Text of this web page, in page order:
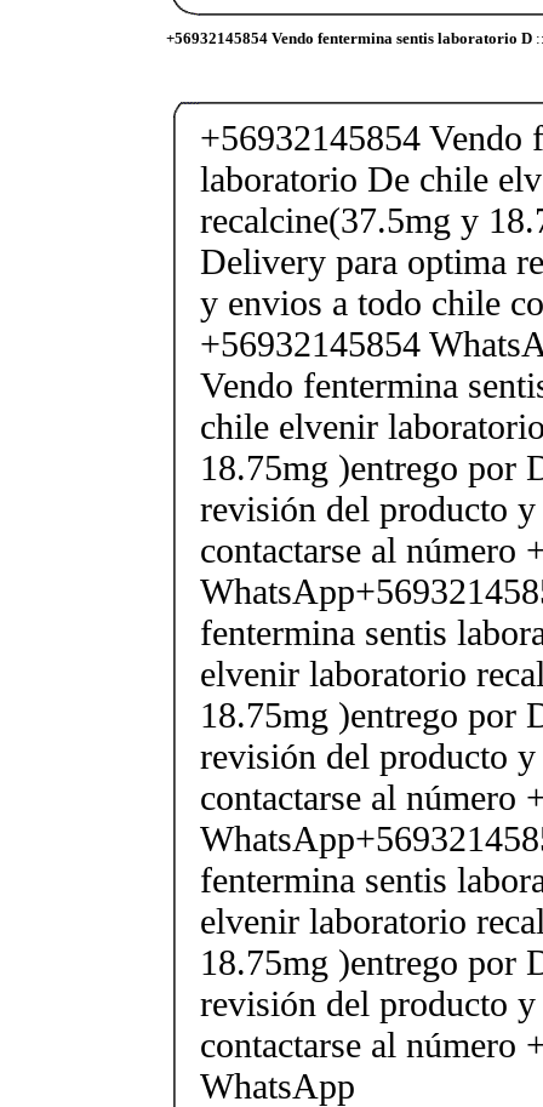
+56932145854 Vendo fentermina sentis laboratorio D::
+56932145854 Vendo
laboratorio De chile
recalcine(37.5mg y
Delivery para optima
y envios a todo chile
+56932145854
Vendo fentermina
chile elvenir
18.75mg )entrego por
revisión del producto
contactarse al número
fentermina sentis
elvenir laboratorio
18.75mg )entrego por
revisión del producto
contactarse al número
fentermina sentis
elvenir laboratorio
18.75mg )entrego por
revisión del producto
contactarse al número
WhatsApp